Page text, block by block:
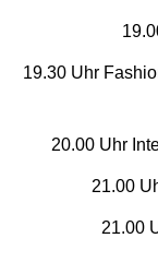
19.30 Uhr
20.00 Uhr
21.00
21.00